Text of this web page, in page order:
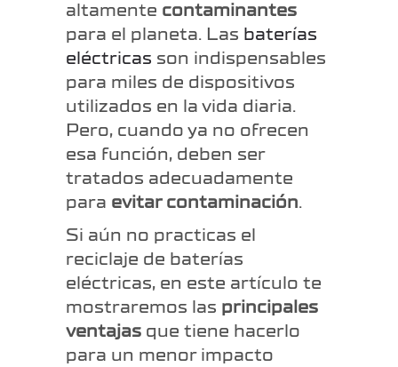
altamente contaminantes
para el planeta. Las baterías
eléctricas son indispensables
para miles de dispositivos
utilizados en la vida diaria.
Pero, cuando ya no ofrecen
esa función, deben ser
tratados adecuadamente
para evitar contaminación.
Si aún no practicas el
reciclaje de baterías
eléctricas, en este artículo te
mostraremos las principales
ventajas que tiene hacerlo
para un menor impacto